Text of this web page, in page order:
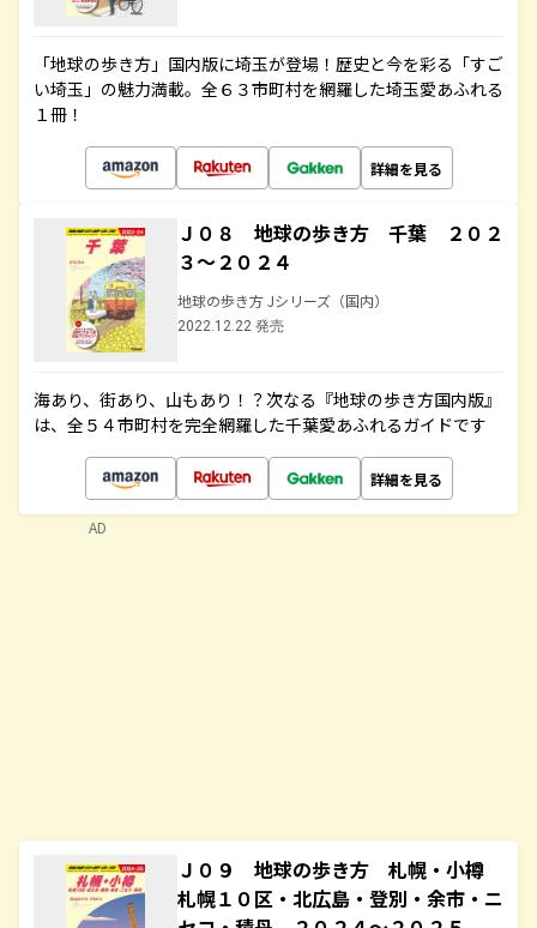
「地球の歩き方」国内版に埼玉が登場！歴史と今を彩る「すご
い埼玉」の魅力満載。全６３市町村を網羅した埼玉愛あふれる
１冊！
詳細を見る
Ｊ０８ 地球の歩き方 千葉 ２０２
３～２０２４
地球の歩き方 Jシリーズ（国内）
2022.12.22 発売
海あり、街あり、山もあり！？次なる『地球の歩き方国内版』
は、全５４市町村を完全網羅した千葉愛あふれるガイドです
詳細を見る
Ｊ０９ 地球の歩き方 札幌・小樽
札幌１０区・北広島・登別・余市・ニ
AD